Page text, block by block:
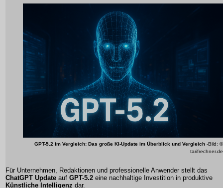
GPT-5.2 im Vergleich: Das große KI-Update im Überblick und Vergleich -Bild: ©
tarifrechner.de
Für Unternehmen, Redaktionen und professionelle Anwender stellt das
ChatGPT Update auf GPT-5.2 eine nachhaltige Investition in produktive
Künstliche Intelligenz dar.